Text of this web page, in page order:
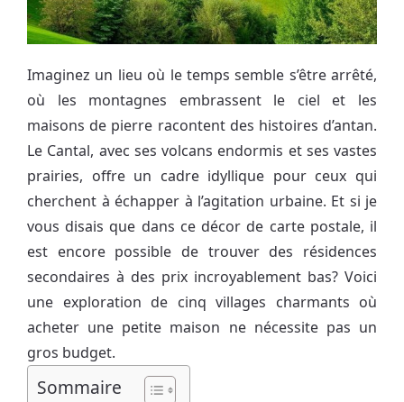
Imaginez un lieu où le temps semble s’être arrêté,
où les montagnes embrassent le ciel et les
maisons de pierre racontent des histoires d’antan.
Le Cantal, avec ses volcans endormis et ses vastes
prairies, offre un cadre idyllique pour ceux qui
cherchent à échapper à l’agitation urbaine. Et si je
vous disais que dans ce décor de carte postale, il
est encore possible de trouver des résidences
secondaires à des prix incroyablement bas? Voici
une exploration de cinq villages charmants où
acheter une petite maison ne nécessite pas un
gros budget.
Sommaire